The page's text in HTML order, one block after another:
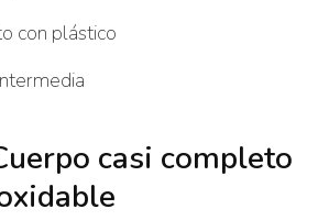
con plástico
casi completo